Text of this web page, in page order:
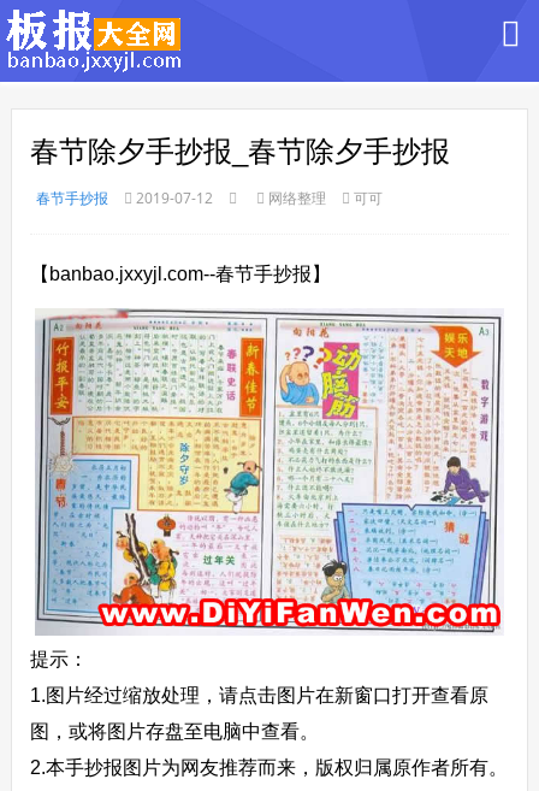
春节除夕手抄报_春节除夕手抄报
春节手抄报 2019-07-12 网络整理 可可
【banbao.jxxyjl.com--春节手抄报】
提示：
1.图片经过缩放处理，请点击图片在新窗口打开查看原
图，或将图片存盘至电脑中查看。
2.本手抄报图片为网友推荐而来，版权归属原作者所有。